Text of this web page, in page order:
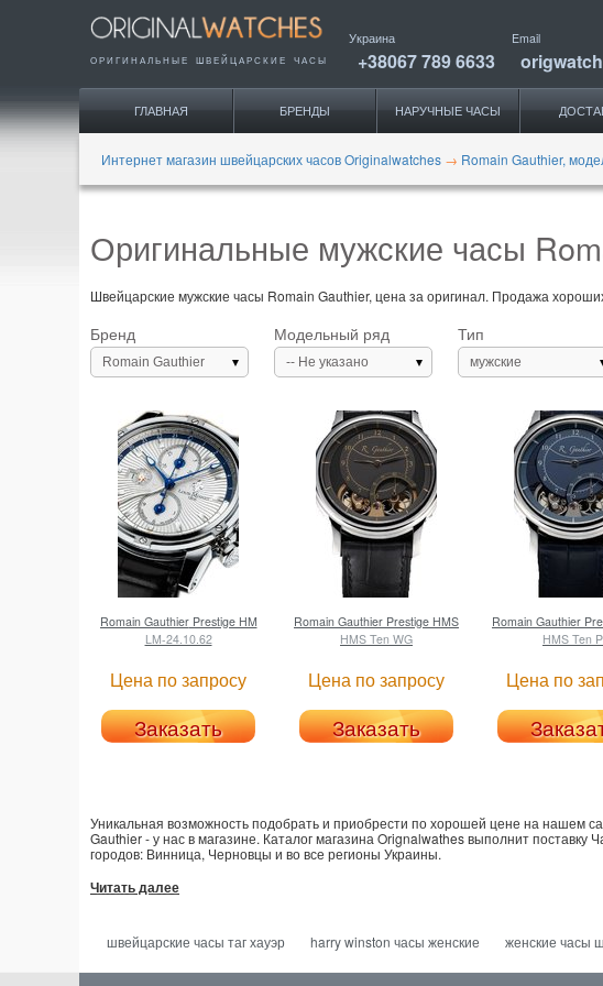
ОРИГИНАЛЬНЫЕ ШВЕЙЦАРСКИЕ ЧАСЫ
Украина
+38067 789 6633
Email
ГЛАВНАЯ БРЕНДЫ НАРУЧНЫЕ ЧАСЫ
Интернет магазин швейцарских часов Originalwatches → Romain Gauthier,
Оригинальные мужские часы
Швейцарские мужские часы Romain Gauthier, цена за оригинал. Продажа
Бренд
Romain Gauthier
Модельный ряд
-- Не указано
Тип
мужские
Romain GauthierPrestige HM
LM-24.10.62
Цена по запросу
Заказать
Romain Gauthier Prestige HMS
HMS Ten WG
Цена по запросу
Заказать
Romain Gauthier
HMS Ten
Цена по
Уникальная возможность подобрать и приобрести по хорошей цене на нашем
Gauthier - у нас в магазине. Каталог магазина Orignalwathes выполнит
городов: Винница, Черновцы и во все регионы Украины.
Читать далее
швейцарские часы таг хауэр harry winston часы женские женские часы